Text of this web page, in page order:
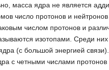
масса ядра не является
число протонов и нейтронов
числом протонов и
изотопами. Среди
(с большой энергией
с четными числами